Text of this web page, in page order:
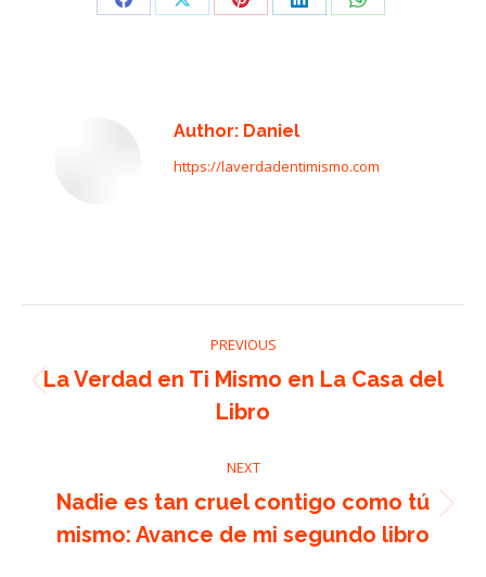
Share Share Share Share Share
Author: Daniel
https://laverdadentimismo.com
navigation
PREVIOUS
Previous
post:
La Verdad en Ti Mismo en La Casa del
Libro
NEXT
Next
post:
Nadie es tan cruel contigo como tú
mismo: Avance de mi segundo libro